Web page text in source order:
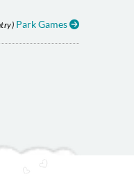
Park Games